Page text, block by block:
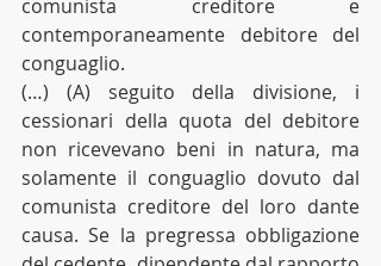
comunista creditore e
contemporaneamente debitore del
conguaglio.
(…) (A) seguito della divisione, i
cessionari della quota del debitore
non ricevevano beni in natura, ma
solamente il conguaglio dovuto dal
comunista creditore del loro dante
causa. Se la pregressa obbligazione